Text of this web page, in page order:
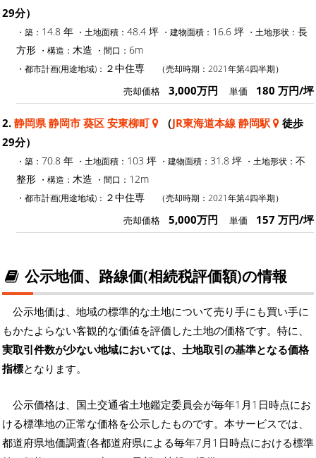
29分）
・築： 14.8 年 ・土地面積： 48.4 坪 ・建物面積： 16.6 坪 ・土地形状： 長
方形 ・構造： 木造 ・間口： 6m
・都市計画(用途地域)： ２中住専 （売却時期：2021年第4四半期）
売却価格 3,000万円 単価 180 万円/坪
2. 静岡県 静岡市 葵区 安東柳町 （JR東海道本線 静岡駅
徒歩
29分）
・築： 70.8 年 ・土地面積： 103 坪 ・建物面積： 31.8 坪 ・土地形状： 不
整形 ・構造： 木造 ・間口： 12m
・都市計画(用途地域)： ２中住専 （売却時期：2021年第4四半期）
売却価格 5,000万円 単価 157 万円/坪
公示地価、路線価(相続税評価額)の情報
公示地価は、地域の標準的な土地について売り手にも買い手に
もかたよらない客観的な価値を評価した土地の価格です。特に、
実取引件数が少ない地域においては、土地取引の基準となる価格
指標となります。
公示価格は、国土交通省土地鑑定委員会が毎年1月1日時点にお
ける標準地の正常な価格を公示したものです。本サービスでは、
都道府県地価調査(各都道府県による毎年7月1日時点における標準